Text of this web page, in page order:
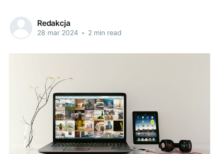
Redakcja
28 mar 2024 • 2 min read